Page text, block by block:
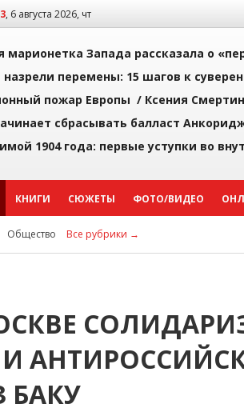
, 6 августа 2026, чт
марионетка Запада рассказала о
назрели перемены: 15 шагов к
пожар Европы / Ксения
сбрасывать балласт
1904 года: первые уступки во
КНИГИ СЮЖЕТЫ ФОТО/ВИДЕО
Общество Все рубрики →
БАКУ